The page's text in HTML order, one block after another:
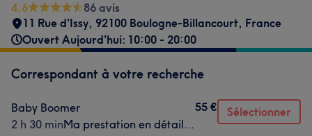
4,6
86 avis
11 Rue d'Issy, 92100 Boulogne-Billancourt, France
Ouvert Aujourd'hui: 10:00 - 20:00
Correspondant à votre recherche
Baby Boomer
2 h 30 minMa prestation en détail...
55 € Sélectionner